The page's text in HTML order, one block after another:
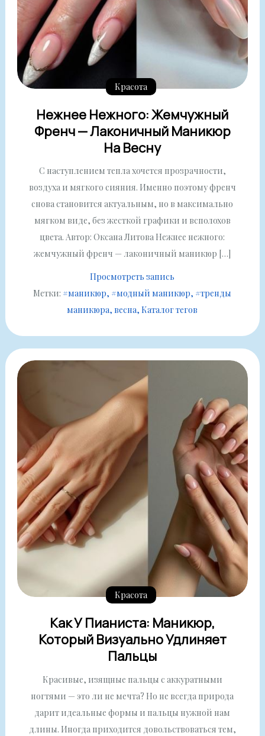
Красота
Нежнее Нежного: Жемчужный
Френч — Лаконичный Маникюр
На Весну
С наступлением тепла хочется прозрачности,
воздуха и мягкого сияния. Именно поэтому френч
снова становится актуальным, но в максимально
мягком виде, без жесткой графики и всполохов
цвета. Автор: Оксана Литова Нежнее нежного:
жемчужный френч — лаконичный маникюр […]
Просмотреть запись
Метки: #маникюр #модный маникюр #тренды
маникюра весна Каталог тегов
Красота
Как У Пианиста: Маникюр,
Который Визуально Удлиняет
Пальцы
Красивые, изящные пальцы с аккуратными
ногтями — это ли не мечта? Но не всегда природа
дарит идеальные формы и пальцы нужной нам
длины. Иногда приходится довольствоваться тем,